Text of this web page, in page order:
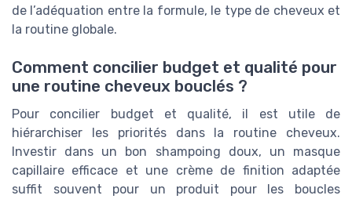
de l’adéquation entre la formule, le type de cheveux et
la routine globale.
Comment concilier budget et qualité pour
une routine cheveux bouclés ?
Pour concilier budget et qualité, il est utile de
hiérarchiser les priorités dans la routine cheveux.
Investir dans un bon shampoing doux, un masque
capillaire efficace et une crème de finition adaptée
suffit souvent pour un produit pour les boucles